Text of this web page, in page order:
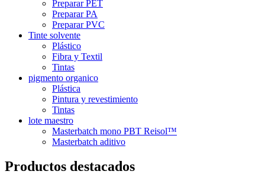
Preparar PET
Preparar PA
Preparar PVC
Tinte solvente
Plástico
Fibra y Textil
Tintas
pigmento organico
Plástica
Pintura y revestimiento
Tintas
lote maestro
Masterbatch mono PBT Reisol™
Masterbatch aditivo
Productos destacados